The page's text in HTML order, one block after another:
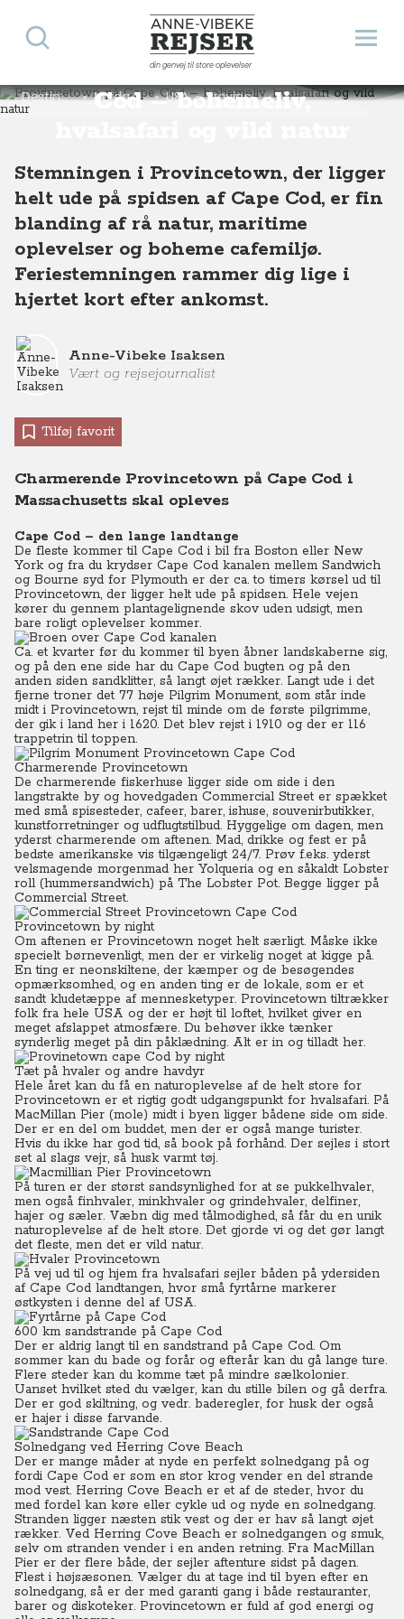
Anne-Vibeke Rejser
din genvej til store oplevelser
Åbn
Søg
Provincetown på Cape
Cod – bohemeliv,
Destinationer Nordamerika USA Provincetown på Cape Cod – bohemeliv, hvalsafari og vild natur
Stemningen i Provincetown, der ligger
helt ude på spidsen af Cape Cod, er fin
blanding af rå natur, maritime
oplevelser og boheme cafemiljø.
Feriestemningen rammer dig lige i
hjertet kort efter ankomst.
Anne-Vibeke Isaksen
Vært og rejsejournalist
Tilføj favorit
Charmerende Provincetown på Cape Cod i
Massachusetts skal opleves
Cape Cod – den lange landtange
De fleste kommer til Cape Cod i bil fra Boston eller New
York og fra du krydser Cape Cod kanalen mellem Sandwich
og Bourne syd for Plymouth er der ca. to timers kørsel ud til
Provincetown, der ligger helt ude på spidsen. Hele vejen
kører du gennem plantagelignende skov uden udsigt, men
bare roligt oplevelser kommer.
Ca. et kvarter før du kommer til byen åbner landskaberne sig,
og på den ene side har du Cape Cod bugten og på den
anden siden sandklitter, så langt øjet rækker. Langt ude i det
fjerne troner det 77 høje Pilgrim Monument, som står inde
midt i Provincetown, rejst til minde om de første pilgrimme,
der gik i land her i 1620. Det blev rejst i 1910 og der er 116
trappetrin til toppen.
Charmerende Provincetown
De charmerende fiskerhuse ligger side om side i den
langstrakte by og hovedgaden Commercial Street er spækket
med små spisesteder, cafeer, barer, ishuse, souvenirbutikker,
kunstforretninger og udflugtstilbud. Hyggelige om dagen, men
yderst charmerende om aftenen. Mad, drikke og fest er på
bedste amerikanske vis tilgængeligt 24/7. Prøv f.eks. yderst
velsmagende morgenmad her Yolqueria og en såkaldt Lobster
roll (hummersandwich) på The Lobster Pot. Begge ligger på
Commercial Street.
Provincetown by night
Om aftenen er Provincetown noget helt særligt. Måske ikke
specielt børnevenligt, men der er virkelig noget at kigge på.
En ting er neonskiltene, der kæmper og de besøgendes
opmærksomhed, og en anden ting er de lokale, som er et
sandt kludetæppe af mennesketyper. Provincetown tiltrækker
folk fra hele USA og der er højt til loftet, hvilket giver en
meget afslappet atmosfære. Du behøver ikke tænker
synderlig meget på din påklædning. Alt er in og tilladt her.
Tæt på hvaler og andre havdyr
Hele året kan du få en naturoplevelse af de helt store for
Provincetown er et rigtig godt udgangspunkt for hvalsafari. På
MacMillan Pier (mole) midt i byen ligger bådene side om side.
Der er en del om buddet, men der er også mange turister.
Hvis du ikke har god tid, så book på forhånd. Der sejles i stort
set al slags vejr, så husk varmt tøj.
På turen er der størst sandsynlighed for at se pukkelhvaler,
men også finhvaler, minkhvaler og grindehvaler, delfiner,
hajer og sæler. Væbn dig med tålmodighed, så får du en unik
naturoplevelse af de helt store. Det gjorde vi og det gør langt
det fleste, men det er vild natur.
På vej ud til og hjem fra hvalsafari sejler båden på ydersiden
af Cape Cod landtangen, hvor små fyrtårne markerer
østkysten i denne del af USA.
600 km sandstrande på Cape Cod
Der er aldrig langt til en sandstrand på Cape Cod. Om
sommer kan du bade og forår og efterår kan du gå lange ture.
Flere steder kan du komme tæt på mindre sælkolonier.
Uanset hvilket sted du vælger, kan du stille bilen og gå derfra.
Der er god skiltning, og vedr. baderegler, for husk der også
er hajer i disse farvande.
Solnedgang ved Herring Cove Beach
Der er mange måder at nyde en perfekt solnedgang på og
fordi Cape Cod er som en stor krog vender en del strande
mod vest. Herring Cove Beach er et af de steder, hvor du
med fordel kan køre eller cykle ud og nyde en solnedgang.
Stranden ligger næsten stik vest og der er hav så langt øjet
rækker. Ved Herring Cove Beach er solnedgangen og smuk,
selv om stranden vender i en anden retning. Fra MacMillan
Pier er der flere både, der sejler aftenture sidst på dagen.
Flest i højsæsonen. Vælger du at tage ind til byen efter en
solnedgang, så er der med garanti gang i både restauranter,
barer og diskoteker. Provincetown er fuld af god energi og